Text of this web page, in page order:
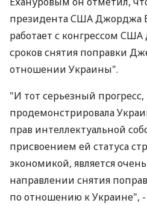
президента США Джорджа
работает с конгрессом
сроков снятия поправки
отношении Украины".
"И тот серьезный
продемонстрировала
прав интеллектуальной
присвоением ей статуса
экономикой, является
направлении снятия
по отношению к Украине",